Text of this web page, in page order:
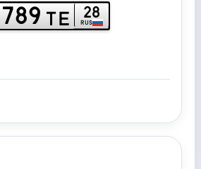
789 ТЕ 28
RUS